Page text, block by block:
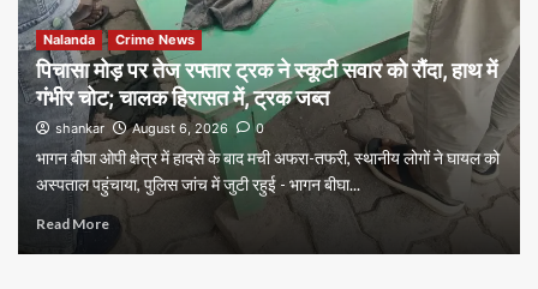
Nalanda Crime News
पिचासा मोड़ पर तेज रफ्तार ट्रक ने स्कूटी सवार को रौंदा, हाथ में
गंभीर चोट; चालक हिरासत में, ट्रक जब्त
shankar August 6, 2026 0
भागन बीघा ओपी क्षेत्र में हादसे के बाद मची अफरा-तफरी, स्थानीय लोगों ने घायल को
अस्पताल पहुंचाया, पुलिस जांच में जुटी रहुई - भागन बीघा...
Read More